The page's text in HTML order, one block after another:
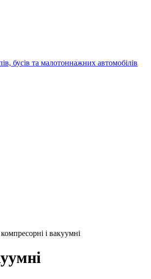
бусів та малотоннажних автомобілів
і вакуумні